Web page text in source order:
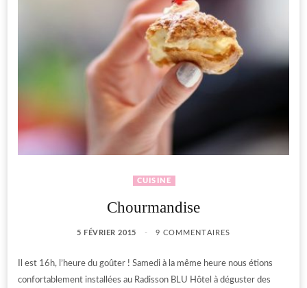
CUISINE
Chourmandise
5 FÉVRIER 2015 9 COMMENTAIRES
Il est 16h, l’heure du goûter ! Samedi à la même heure nous étions
confortablement installées au Radisson BLU Hôtel à déguster des